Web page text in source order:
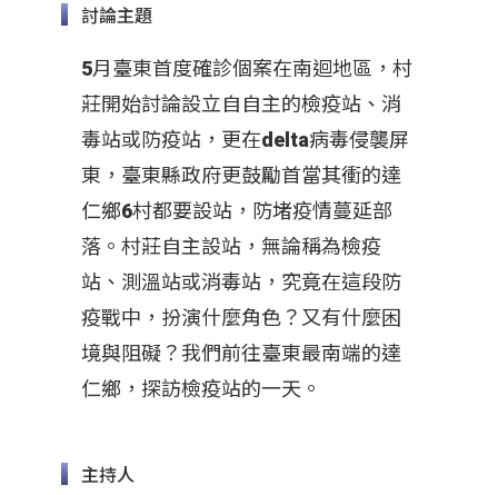
討論主題
5月臺東首度確診個案在南迴地區，村
莊開始討論設立自自主的檢疫站、消
毒站或防疫站，更在delta病毒侵襲屏
東，臺東縣政府更鼓勵首當其衝的達
仁鄉6村都要設站，防堵疫情蔓延部
落。村莊自主設站，無論稱為檢疫
站、測溫站或消毒站，究竟在這段防
疫戰中，扮演什麼角色？又有什麼困
境與阻礙？我們前往臺東最南端的達
仁鄉，探訪檢疫站的一天。
主持人